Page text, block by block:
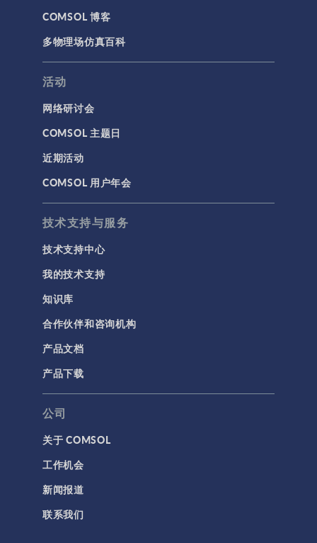
COMSOL 博客
多物理场仿真百科
活动
网络研讨会
COMSOL 主题日
近期活动
COMSOL 用户年会
技术支持与服务
技术支持中心
我的技术支持
知识库
合作伙伴和咨询机构
产品文档
产品下载
公司
关于 COMSOL
工作机会
新闻报道
联系我们